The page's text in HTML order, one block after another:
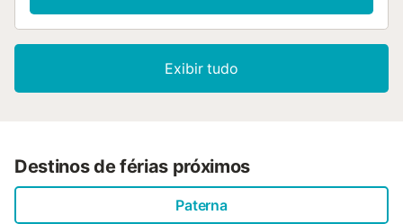
Exibir tudo
Destinos de férias próximos
Paterna